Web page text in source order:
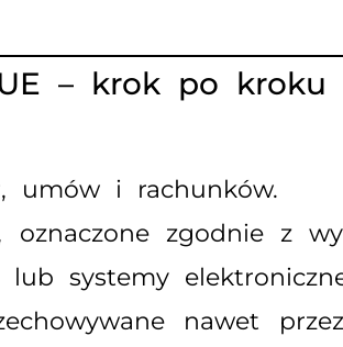
– krok po kroku
umów i rachunków.
zgodnie z
systemy
nawet